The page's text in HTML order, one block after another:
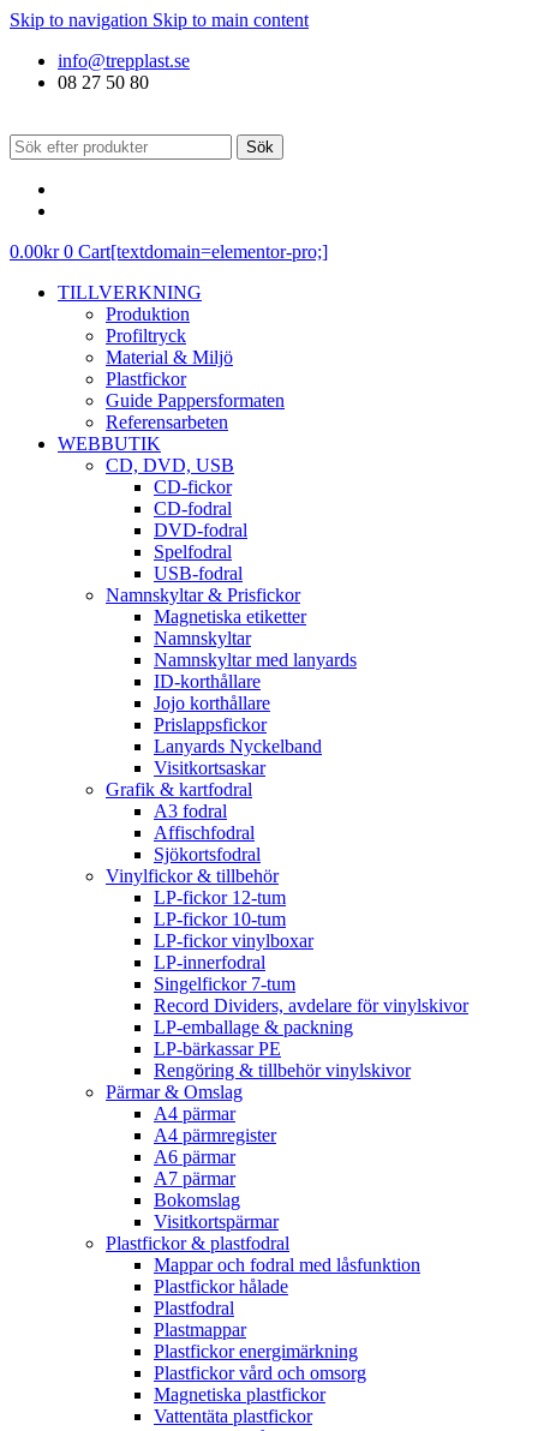
Skip to navigation Skip to main content
info@trepplast.se
08 27 50 80
Sök
0.00kr 0 Cart[textdomain=elementor-pro;]
TILLVERKNING
Produktion
Profiltryck
Material & Miljö
Plastfickor
Guide Pappersformaten
Referensarbeten
WEBBUTIK
CD, DVD, USB
CD-fickor
CD-fodral
DVD-fodral
Spelfodral
USB-fodral
Namnskyltar & Prisfickor
Magnetiska etiketter
Namnskyltar
Namnskyltar med lanyards
ID-korthållare
Jojo korthållare
Prislappsfickor
Lanyards Nyckelband
Visitkortsaskar
Grafik & kartfodral
A3 fodral
Affischfodral
Sjökortsfodral
Vinylfickor & tillbehör
LP-fickor 12-tum
LP-fickor 10-tum
LP-fickor vinylboxar
LP-innerfodral
Singelfickor 7-tum
Record Dividers, avdelare för vinylskivor
LP-emballage & packning
LP-bärkassar PE
Rengöring & tillbehör vinylskivor
Pärmar & Omslag
A4 pärmar
A4 pärmregister
A6 pärmar
A7 pärmar
Bokomslag
Visitkortspärmar
Plastfickor & plastfodral
Mappar och fodral med låsfunktion
Plastfickor hålade
Plastfodral
Plastmappar
Plastfickor energimärkning
Plastfickor vård och omsorg
Magnetiska plastfickor
Vattentäta plastfickor